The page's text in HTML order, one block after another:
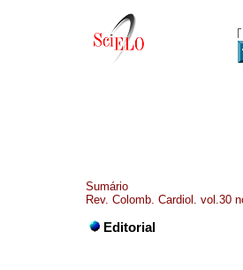
Sumário
Rev. Colomb. Cardiol. vol.30
Editorial